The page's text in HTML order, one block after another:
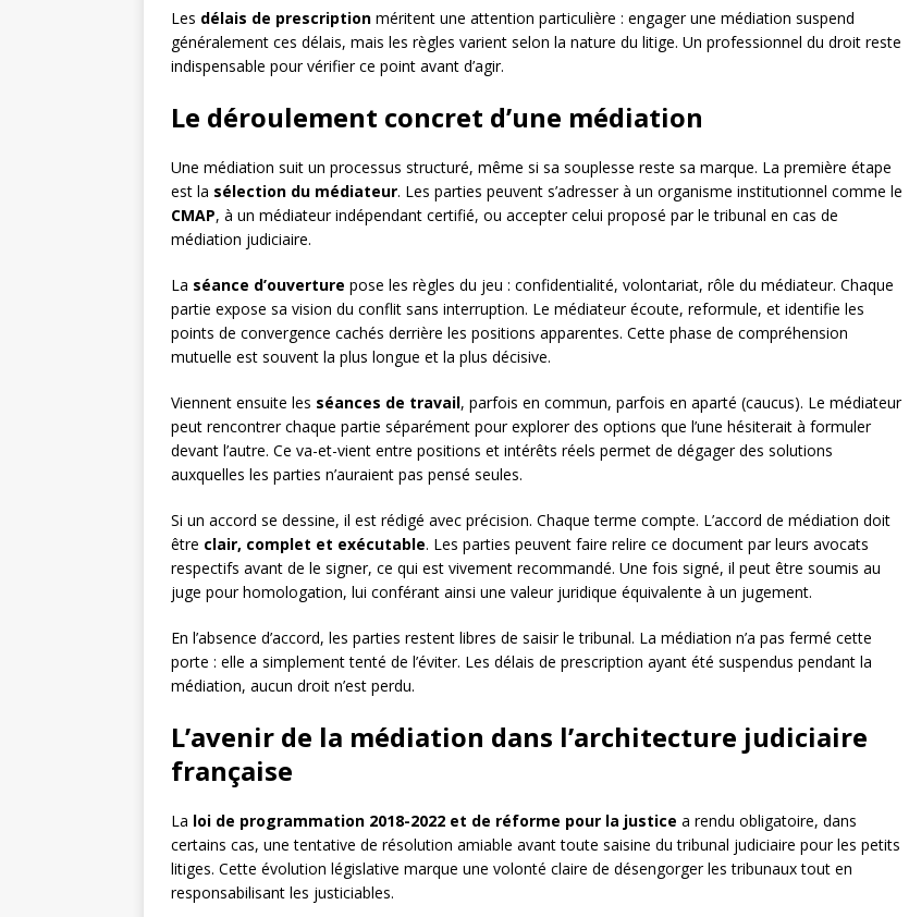
Les délais de prescription méritent une attention particulière : engager une médiation suspend
généralement ces délais, mais les règles varient selon la nature du litige. Un professionnel du droit reste
indispensable pour vérifier ce point avant d’agir.
Le déroulement concret d’une médiation
Une médiation suit un processus structuré, même si sa souplesse reste sa marque. La première étape
est la sélection du médiateur. Les parties peuvent s’adresser à un organisme institutionnel comme le
CMAP, à un médiateur indépendant certifié, ou accepter celui proposé par le tribunal en cas de
médiation judiciaire.
La séance d’ouverture pose les règles du jeu : confidentialité, volontariat, rôle du médiateur. Chaque
partie expose sa vision du conflit sans interruption. Le médiateur écoute, reformule, et identifie les
points de convergence cachés derrière les positions apparentes. Cette phase de compréhension
mutuelle est souvent la plus longue et la plus décisive.
Viennent ensuite les séances de travail, parfois en commun, parfois en aparté (caucus). Le médiateur
peut rencontrer chaque partie séparément pour explorer des options que l’une hésiterait à formuler
devant l’autre. Ce va-et-vient entre positions et intérêts réels permet de dégager des solutions
auxquelles les parties n’auraient pas pensé seules.
Si un accord se dessine, il est rédigé avec précision. Chaque terme compte. L’accord de médiation doit
être clair, complet et exécutable. Les parties peuvent faire relire ce document par leurs avocats
respectifs avant de le signer, ce qui est vivement recommandé. Une fois signé, il peut être soumis au
juge pour homologation, lui conférant ainsi une valeur juridique équivalente à un jugement.
En l’absence d’accord, les parties restent libres de saisir le tribunal. La médiation n’a pas fermé cette
porte : elle a simplement tenté de l’éviter. Les délais de prescription ayant été suspendus pendant la
médiation, aucun droit n’est perdu.
L’avenir de la médiation dans l’architecture judiciaire
française
La loi de programmation 2018-2022 et de réforme pour la justice a rendu obligatoire, dans
certains cas, une tentative de résolution amiable avant toute saisine du tribunal judiciaire pour les petits
litiges. Cette évolution législative marque une volonté claire de désengorger les tribunaux tout en
responsabilisant les justiciables.